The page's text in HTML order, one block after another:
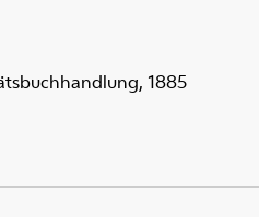
1885